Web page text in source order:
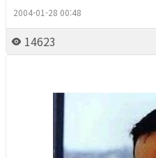
2004-01-28 00:48
14623